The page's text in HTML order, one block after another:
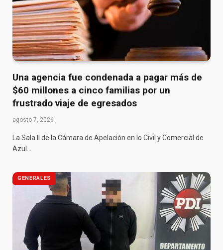
Una agencia fue condenada a pagar más de
$60 millones a cinco familias por un
frustrado viaje de egresados
agosto 7, 2026
La Sala II de la Cámara de Apelación en lo Civil y Comercial de
Azul…
GENERALES